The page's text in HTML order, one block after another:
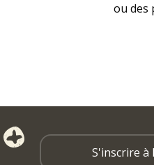
ou des
S'inscrire à